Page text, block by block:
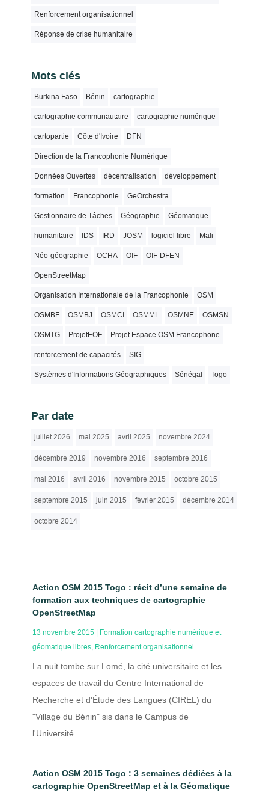
Renforcement organisationnel
Réponse de crise humanitaire
Mots clés
Burkina Faso Bénin cartographie
cartographie communautaire cartographie numérique
cartopartie Côte d'Ivoire DFN
Direction de la Francophonie Numérique
Données Ouvertes décentralisation développement
formation Francophonie GeOrchestra
Gestionnaire de Tâches Géographie Géomatique
humanitaire IDS IRD JOSM logiciel libre Mali
Néo-géographie OCHA OIF OIF-DFEN
OpenStreetMap
Organisation Internationale de la Francophonie OSM
OSMBF OSMBJ OSMCI OSMML OSMNE OSMSN
OSMTG ProjetEOF Projet Espace OSM Francophone
renforcement de capacités SIG
Systèmes d'Informations Géographiques Sénégal Togo
Par date
juillet 2026 mai 2025 avril 2025 novembre 2024
décembre 2019 novembre 2016 septembre 2016
mai 2016 avril 2016 novembre 2015 octobre 2015
septembre 2015 juin 2015 février 2015 décembre 2014
octobre 2014
Action OSM 2015 Togo : récit d’une semaine de
formation aux techniques de cartographie
OpenStreetMap
13 novembre 2015
Formation cartographie numérique et
géomatique libres, Renforcement organisationnel
La nuit tombe sur Lomé, la cité universitaire et les
espaces de travail du Centre International de
Recherche et d'Étude des Langues (CIREL) du
"Village du Bénin" sis dans le Campus de
l'Université...
Action OSM 2015 Togo : 3 semaines dédiées à la
cartographie OpenStreetMap et à la Géomatique